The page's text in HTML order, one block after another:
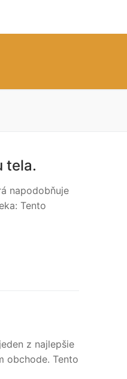
tela.
napodobňuje
Tento
z najlepšie
obchode. Tento